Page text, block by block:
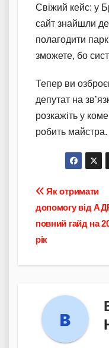
Свіжий кейс: у
сайт знайшли
полагодити
зможете, бо
Тепер ви
депутат на
розкажіть у
робить майстра.
Навігація
записів
Як отримати
допомогу від
повний гайд на
рік